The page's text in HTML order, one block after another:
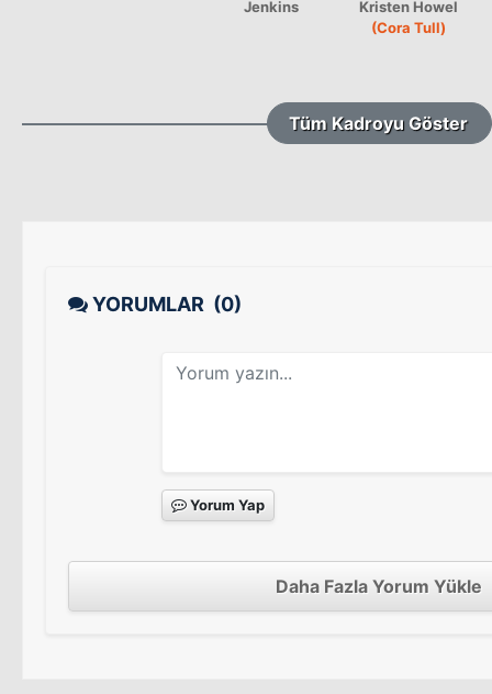
Jenkins
Kristen Howel
(Cora Tull)
Tüm Kadroyu Göster
YORUMLAR (0)
Yorum Yap
Daha Fazla Yorum Yükle